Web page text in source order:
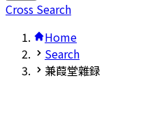
Cross Search
Home
Search
兼葭堂雜録